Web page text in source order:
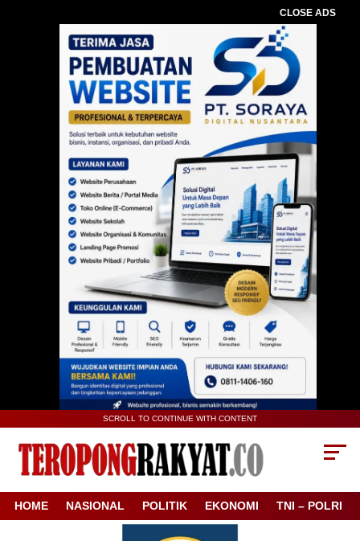
CLOSE ADS
SCROLL TO CONTINUE WITH CONTENT
HOME NASIONAL POLITIK EKONOMI TNI – POLRI